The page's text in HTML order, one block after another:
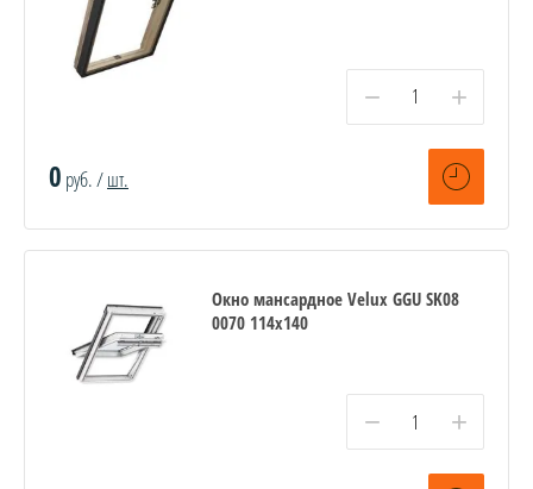
− +
0 руб. /шт.
Окно мансардное Velux GGU SK08
0070 114x140
− +